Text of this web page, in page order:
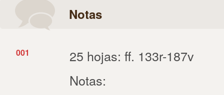
Notas
001
25 hojas: ff. 133r-187v
Notas: